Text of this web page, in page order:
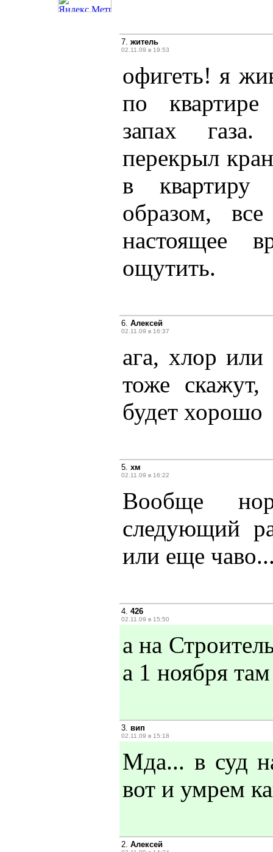
7. житель
02.11.09 в 19:53
офигеть! я
по квартире
запах
перекрыл
в квартиру
образом,
настоящее
ощутить.
6. Алексей
02.11.09 в 16:37
ага, хлор
тоже
будет хорошо
5. хм
02.11.09 в 16:22
Вообще
следующий
или еще
4. 426
02.11.09 в 15:50
а на
а 1 ноября
3. вип
02.11.09 в 15:18
Мда... в суд
вот и умрем
2. Алексей